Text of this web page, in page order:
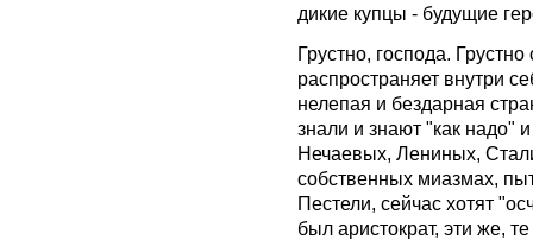
дикие купцы - будущие
Грустно, господа.
распространяет внутри
нелепая и бездарная
знали и знают "как надо"
Нечаевых, Лениных,
собственных миазмах,
Пестели, сейчас хотят
был аристократ, эти же,